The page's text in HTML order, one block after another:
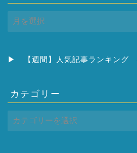
ー
ブ
▶ 【週間】人気記事ランキング
カテゴリー